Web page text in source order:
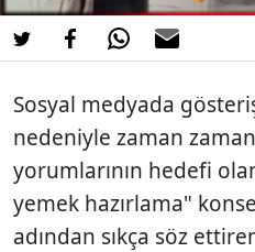
Sosyal medyada
nedeniyle zaman zaman
yorumlarının hedefi
yemek hazırlama"
adından sıkça söz